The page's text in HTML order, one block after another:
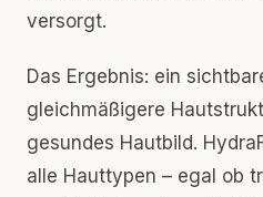
versorgt.
Das Ergebnis: ein
gleichmäßigere
gesundes Hautbild.
alle Hauttypen – egal ob